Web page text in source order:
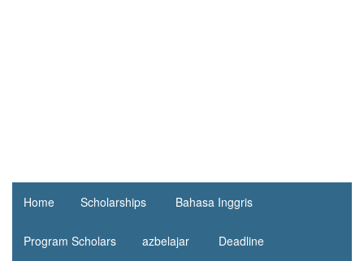
Home Scholarships Bahasa Inggris
Program Scholars azbelajar Deadline